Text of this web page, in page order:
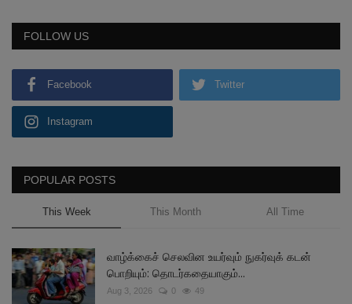
FOLLOW US
Facebook Twitter
Instagram
POPULAR POSTS
This Week This Month All Time
வாழ்க்கைச் செலவின உயர்வும் நுகர்வுக் கடன்
பொறியும்: தொடர்கதையாகும்...
Aug 3, 2026 0 49